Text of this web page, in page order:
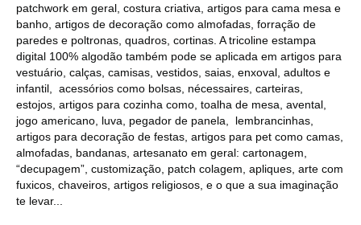
patchwork em geral, costura criativa, artigos para cama mesa e
banho, artigos de decoração como almofadas, forração de
paredes e poltronas, quadros, cortinas. A tricoline estampa
digital 100% algodão também pode se aplicada em artigos para
vestuário, calças, camisas, vestidos, saias, enxoval, adultos e
infantil, acessórios como bolsas, nécessaires, carteiras,
estojos, artigos para cozinha como, toalha de mesa, avental,
jogo americano, luva, pegador de panela, lembrancinhas,
artigos para decoração de festas, artigos para pet como camas,
almofadas, bandanas, artesanato em geral: cartonagem,
“decupagem”, customização, patch colagem, apliques, arte com
fuxicos, chaveiros, artigos religiosos, e o que a sua imaginação
te levar...